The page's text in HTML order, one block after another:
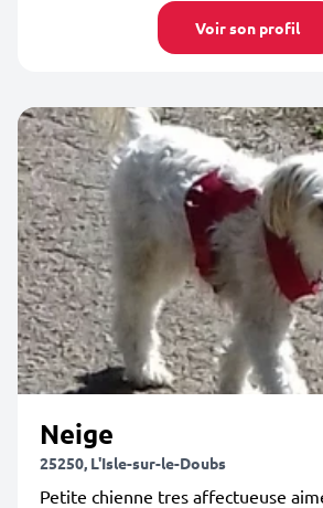
Voir son profil
Neige
25250, L'Isle-sur-le-Doubs
Petite chienne tres affectueuse